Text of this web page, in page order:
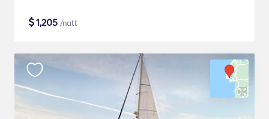
$1,205 /natt